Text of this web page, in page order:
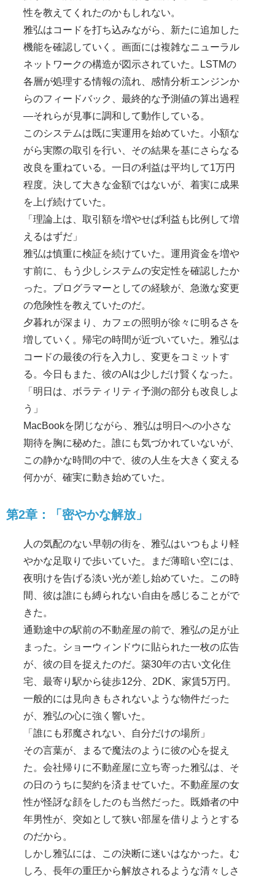
性を教えてくれたのかもしれない。
雅弘はコードを打ち込みながら、新たに追加した
機能を確認していく。画面には複雑なニューラル
ネットワークの構造が図示されていた。LSTMの
各層が処理する情報の流れ、感情分析エンジンか
らのフィードバック、最終的な予測値の算出過程
—それらが見事に調和して動作している。
このシステムは既に実運用を始めていた。小額な
がら実際の取引を行い、その結果を基にさらなる
改良を重ねている。一日の利益は平均して1万円
程度。決して大きな金額ではないが、着実に成果
を上げ続けていた。
「理論上は、取引額を増やせば利益も比例して増
えるはずだ」
雅弘は慎重に検証を続けていた。運用資金を増や
す前に、もう少しシステムの安定性を確認したか
った。プログラマーとしての経験が、急激な変更
の危険性を教えていたのだ。
夕暮れが深まり、カフェの照明が徐々に明るさを
増していく。帰宅の時間が近づいていた。雅弘は
コードの最後の行を入力し、変更をコミットす
る。今日もまた、彼のAIは少しだけ賢くなった。
「明日は、ボラティリティ予測の部分も改良しよ
う」
MacBookを閉じながら、雅弘は明日への小さな
期待を胸に秘めた。誰にも気づかれていないが、
この静かな時間の中で、彼の人生を大きく変える
何かが、確実に動き始めていた。
第2章：「密やかな解放」
人の気配のない早朝の街を、雅弘はいつもより軽
やかな足取りで歩いていた。まだ薄暗い空には、
夜明けを告げる淡い光が差し始めていた。この時
間、彼は誰にも縛られない自由を感じることがで
きた。
通勤途中の駅前の不動産屋の前で、雅弘の足が止
まった。ショーウィンドウに貼られた一枚の広告
が、彼の目を捉えたのだ。築30年の古い文化住
宅、最寄り駅から徒歩12分、2DK、家賃5万円。
一般的には見向きもされないような物件だった
が、雅弘の心に強く響いた。
「誰にも邪魔されない、自分だけの場所」
その言葉が、まるで魔法のように彼の心を捉え
た。会社帰りに不動産屋に立ち寄った雅弘は、そ
の日のうちに契約を済ませていた。不動産屋の女
性が怪訝な顔をしたのも当然だった。既婚者の中
年男性が、突如として狭い部屋を借りようとする
のだから。
しかし雅弘には、この決断に迷いはなかった。む
しろ、長年の重圧から解放されるような清々しさ